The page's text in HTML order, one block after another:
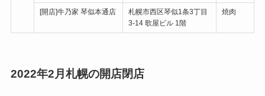
[開店]牛乃家 琴似本通店
札幌市西区琴似1条3丁目
3-14 歌屋ビル 1階
焼肉
2022年2月札幌の開店閉店